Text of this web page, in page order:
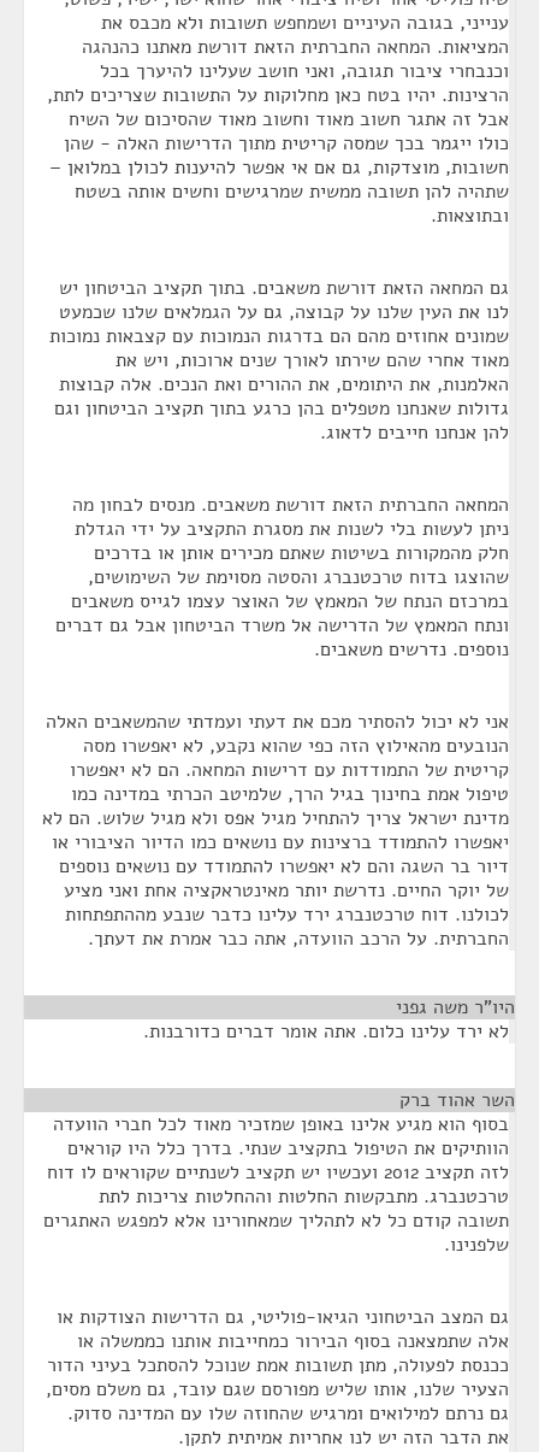
ענייני, בגובה העיניים ושמחפש תשובות ולא מכבס את
המציאות. המחאה החברתית הזאת דורשת מאתנו כהנהגה
וכנבחרי ציבור תגובה, ואני חושב שעלינו להיערך בכל
הרצינות. יהיו בטח כאן מחלוקות על התשובות שצריכים לתת,
אבל זה אתגר חשוב מאוד וחשוב מאוד שהסיכום של השיח
כולו ייגמר בכך שמסה קריטית מתוך הדרישות האלה - שהן
חשובות, מוצדקות, גם אם אי אפשר להיענות לכולן במלואן –
שתהיה להן תשובה ממשית שמרגישים וחשים אותה בשטח
ובתוצאות.
גם המחאה הזאת דורשת משאבים. בתוך תקציב הביטחון יש
לנו את העין שלנו על קבוצה, גם על הגמלאים שלנו שכמעט
שמונים אחוזים מהם הם בדרגות הנמוכות עם קצבאות נמוכות
מאוד אחרי שהם שירתו לאורך שנים ארוכות, ויש את
האלמנות, את היתומים, את ההורים ואת הנכים. אלה קבוצות
גדולות שאנחנו מטפלים בהן כרגע בתוך תקציב הביטחון וגם
להן אנחנו חייבים לדאוג.
המחאה החברתית הזאת דורשת משאבים. מנסים לבחון מה
ניתן לעשות בלי לשנות את מסגרת התקציב על ידי הגדלת
חלק מהמקורות בשיטות שאתם מכירים אותן או בדרכים
שהוצגו בדוח טרכטנברג והסטה מסוימת של השימושים,
במרכזם הנתח של המאמץ של האוצר עצמו לגייס משאבים
ונתח המאמץ של הדרישה אל משרד הביטחון אבל גם דברים
נוספים. נדרשים משאבים.
אני לא יכול להסתיר מכם את דעתי ועמדתי שהמשאבים האלה
הנובעים מהאילוץ הזה כפי שהוא נקבע, לא יאפשרו מסה
קריטית של התמודדות עם דרישות המחאה. הם לא יאפשרו
טיפול אמת בחינוך בגיל הרך, שלמיטב הכרתי במדינה כמו
מדינת ישראל צריך להתחיל מגיל אפס ולא מגיל שלוש. הם לא
יאפשרו להתמודד ברצינות עם נושאים כמו הדיור הציבורי או
דיור בר השגה והם לא יאפשרו להתמודד עם נושאים נוספים
של יוקר החיים. נדרשת יותר מאינטראקציה אחת ואני מציע
לכולנו. דוח טרכטנברג ירד עלינו כדבר שנבע מההתפתחות
החברתית. על הרכב הוועדה, אתה כבר אמרת את דעתך.
היו"ר משה גפני
לא ירד עלינו כלום. אתה אומר דברים כדורבנות.
השר אהוד ברק
בסוף הוא מגיע אלינו באופן שמזכיר מאוד לכל חברי הוועדה
הוותיקים את הטיפול בתקציב שנתי. בדרך כלל היו קוראים
לזה תקציב 2012 ועכשיו יש תקציב לשנתיים שקוראים לו דוח
טרכטנברג. מתבקשות החלטות וההחלטות צריכות לתת
תשובה קודם כל לא לתהליך שמאחורינו אלא למפגש האתגרים
שלפנינו.
גם המצב הביטחוני הגיאו-פוליטי, גם הדרישות הצודקות או
אלה שתמצאנה בסוף הבירור כמחייבות אותנו כממשלה או
ככנסת לפעולה, מתן תשובות אמת שנוכל להסתכל בעיני הדור
הצעיר שלנו, אותו שליש מפורסם שגם עובד, גם משלם מסים,
גם נרתם למילואים ומרגיש שהחוזה שלו עם המדינה סדוק.
את הדבר הזה יש לנו אחריות אמיתית לתקן.